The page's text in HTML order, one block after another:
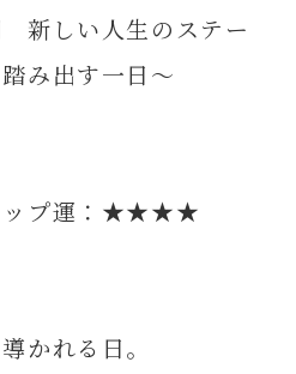
新しい人生のステー
み出す一日～
ップ運：★★★★
かれる日。